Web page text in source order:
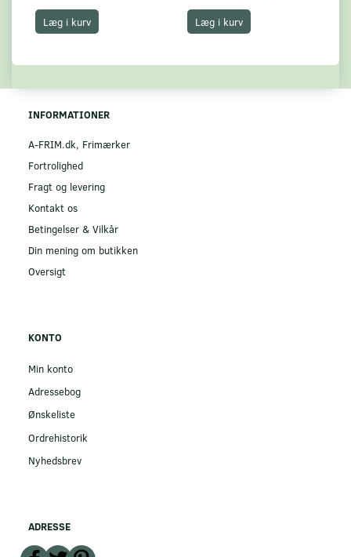
Læg i kurv Læg i kurv
INFORMATIONER
A-FRIM.dk, Frimærker
Fortrolighed
Fragt og levering
Kontakt os
Betingelser & Vilkår
Din mening om butikken
Oversigt
KONTO
Min konto
Adressebog
Ønskeliste
Ordrehistorik
Nyhedsbrev
ADRESSE